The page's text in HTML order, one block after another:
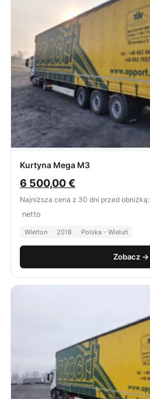
Kurtyna Mega M3
6 500,00€
Najniższa cena z 30 dni przed obniżką:
netto
Wielton 2018 Polska - Wieluń
Zobacz →